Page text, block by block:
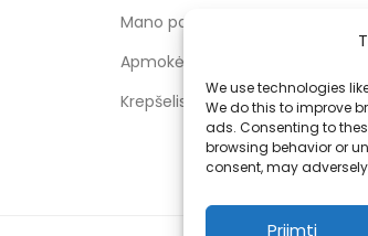
We use technologies
We do this to improve
ads. Consenting to
browsing behavior or
consent, may
Priimti
Mano paskyra
Apmokėjimas
Krepšelis